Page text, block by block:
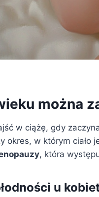
można
w ciążę, gdy
okres, w którym ciało
, która
u